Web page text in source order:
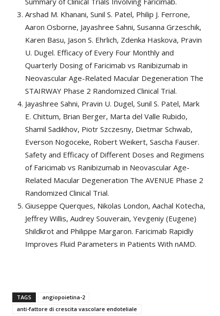
Arshad M. Khanani, Sunil S. Patel, Philip J. Ferrone,
Aaron Osborne, Jayashree Sahni, Susanna Grzeschik,
Karen Basu, Jason S. Ehrlich, Zdenka Haskova, Pravin
U. Dugel. Efficacy of Every Four Monthly and
Quarterly Dosing of Faricimab vs Ranibizumab in
Neovascular Age-Related Macular Degeneration The
STAIRWAY Phase 2 Randomized Clinical Trial.
Jayashree Sahni, Pravin U. Dugel, Sunil S. Patel, Mark
E. Chittum, Brian Berger, Marta del Valle Rubido,
Shamil Sadikhov, Piotr Szczesny, Dietmar Schwab,
Everson Nogoceke, Robert Weikert, Sascha Fauser.
Safety and Efficacy of Different Doses and Regimens
of Faricimab vs Ranibizumab in Neovascular Age-
Related Macular Degeneration The AVENUE Phase 2
Randomized Clinical Trial.
Giuseppe Querques, Nikolas London, Aachal Kotecha,
Jeffrey Willis, Audrey Souverain, Yevgeniy (Eugene)
Shildkrot and Philippe Margaron. Faricimab Rapidly
Improves Fluid Parameters in Patients With nAMD.
TAGS
angiopoietina-2
anti-fattore di crescita vascolare endoteliale